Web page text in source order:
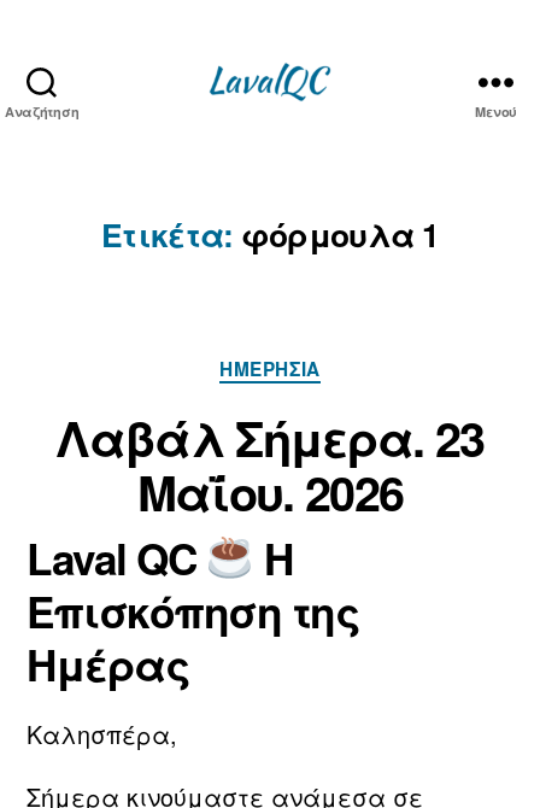
Αναζήτηση Μενού
Ετικέτα: φόρμουλα 1
Κατηγορίες
ΗΜΕΡΉΣΙΑ
Λαβάλ Σήμερα. 23
Μαΐου. 2026
Συντάκτης
άρθρου
Α
ό
τ
ο
ν/
ν
m
Ημ.
δημοσίευσης
3
Μ
α
ΐ
2
0
Laval QC
Η
Επισκόπηση της
Ημέρας
Καλησπέρα,
Σήμερα κινούμαστε ανάμεσα σε